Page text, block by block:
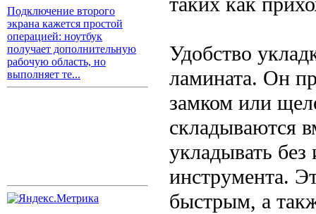
Подключение второго
экрана кажется простой
операцией: ноутбук
получает дополнительную
рабочую область, но
выполняет те...
Удобство
ламината. Он
замком или
складываются
укладывать без
инструмента.
быстрым, а